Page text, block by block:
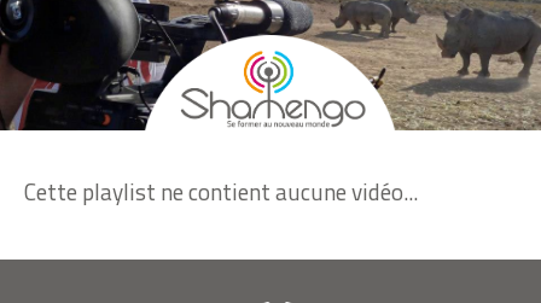
Cette playlist ne contient aucune vidéo...